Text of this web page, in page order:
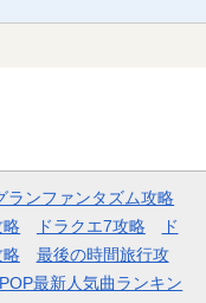
ランファンタズム攻略
略 ドラクエ7攻略
ド
略
最後の時間旅行攻
最新人気曲ランキン